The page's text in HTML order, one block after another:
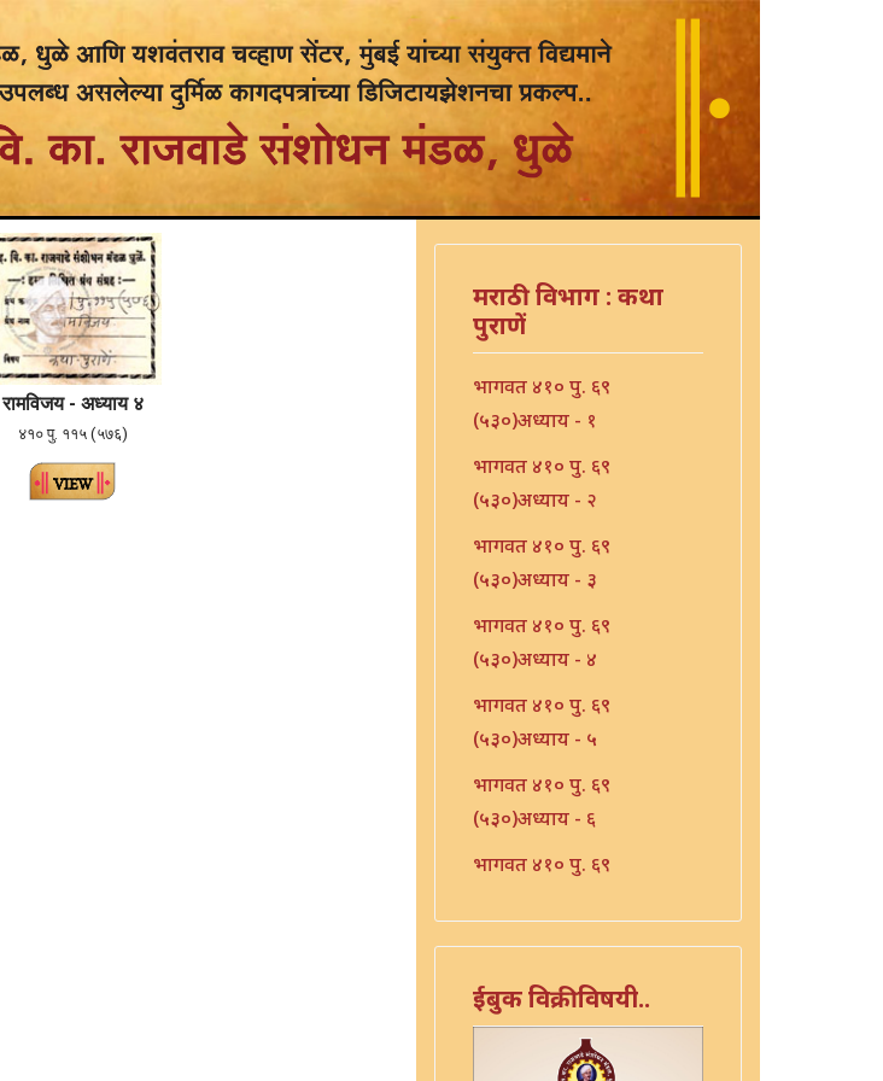
रामविजय - अध्याय ४
४१० पु. ११५ (५७६)
मराठी विभाग : कथा
पुराणें
भागवत ४१० पु. ६९
(५३०)अध्याय - १
भागवत ४१० पु. ६९
(५३०)अध्याय - २
भागवत ४१० पु. ६९
(५३०)अध्याय - ३
भागवत ४१० पु. ६९
(५३०)अध्याय - ४
भागवत ४१० पु. ६९
(५३०)अध्याय - ५
भागवत ४१० पु. ६९
(५३०)अध्याय - ६
भागवत ४१० पु. ६९
भारत - ४१० पु १०६ (५६७)
भारत - ४१० पु १०८(५६९)
भारत ४१० पु. ९०(५५१)
ईबुक विक्रीविषयी..